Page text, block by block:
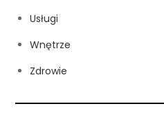
Usługi
Wnętrze
Zdrowie